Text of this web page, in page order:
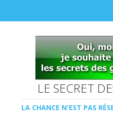
LE SECRET
LA CHANCE N'EST PAS